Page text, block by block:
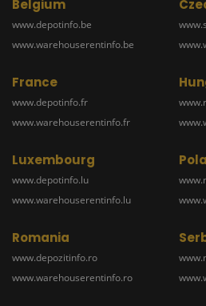
Belgium
www.depotinfo.be
www.warehouserentinfo.be
France
www.depotinfo.fr
www.warehouserentinfo.fr
Luxembourg
www.depotinfo.lu
www.warehouserentinfo.lu
Romania
www.depozitinfo.ro
www.warehouserentinfo.ro